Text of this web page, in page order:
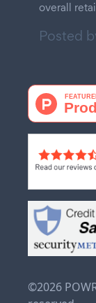
overall
Posted
©2026